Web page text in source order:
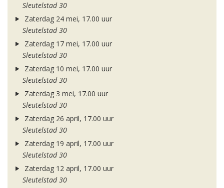
Sleutelstad 30
Zaterdag 24 mei, 17.00 uur
Sleutelstad 30
Zaterdag 17 mei, 17.00 uur
Sleutelstad 30
Zaterdag 10 mei, 17.00 uur
Sleutelstad 30
Zaterdag 3 mei, 17.00 uur
Sleutelstad 30
Zaterdag 26 april, 17.00 uur
Sleutelstad 30
Zaterdag 19 april, 17.00 uur
Sleutelstad 30
Zaterdag 12 april, 17.00 uur
Sleutelstad 30